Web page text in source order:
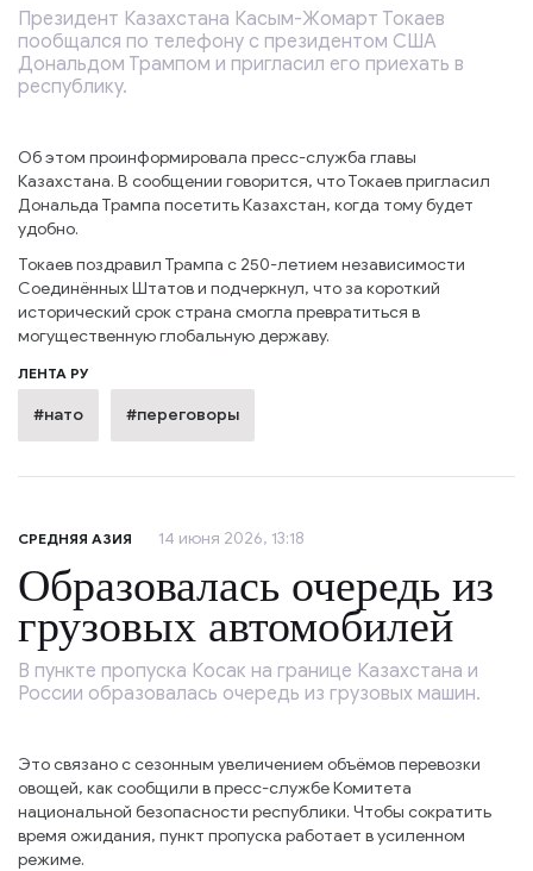
Президент Казахстана Касым-Жомарт Токаев
пообщался по телефону с президентом США
Дональдом Трампом и пригласил его приехать в
республику.
Об этом проинформировала пресс-служба главы
Казахстана. В сообщении говорится, что Токаев пригласил
Дональда Трампа посетить Казахстан, когда тому будет
удобно.
Токаев поздравил Трампа с 250-летием независимости
Соединённых Штатов и подчеркнул, что за короткий
исторический срок страна смогла превратиться в
могущественную глобальную державу.
ЛЕНТА РУ
#нато #переговоры
СРЕДНЯЯ АЗИЯ 14 июня 2026, 13:18
Образовалась очередь из
грузовых автомобилей
В пункте пропуска Косак на границе Казахстана и
России образовалась очередь из грузовых машин.
Это связано с сезонным увеличением объёмов перевозки
овощей, как сообщили в пресс-службе Комитета
национальной безопасности республики. Чтобы сократить
время ожидания, пункт пропуска работает в усиленном
режиме.